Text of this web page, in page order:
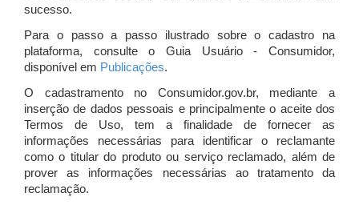
sucesso.
Para o passo a passo ilustrado sobre o cadastro na
plataforma, consulte o Guia Usuário - Consumidor,
disponível em Publicações.
O cadastramento no Consumidor.gov.br, mediante a
inserção de dados pessoais e principalmente o aceite dos
Termos de Uso, tem a finalidade de fornecer as
informações necessárias para identificar o reclamante
como o titular do produto ou serviço reclamado, além de
prover as informações necessárias ao tratamento da
reclamação.